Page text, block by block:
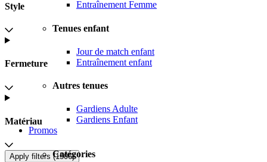
Entraînement Femme
Tenues enfant
Jour de match enfant
Entraînement enfant
Autres tenues
Gardiens Adulte
Gardiens Enfant
Promos
Catégories
Style
Fermeture
Matériau
Apply filters (1506)